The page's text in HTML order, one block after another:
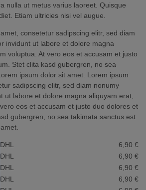
nulla ut metus varius laoreet. Quisque
Etiam ultricies nisi vel augue.
consetetur sadipscing elitr, sed diam
invidunt ut labore et dolore magna
voluptua. At vero eos et accusam et justo
Stet clita kasd gubergren, no sea
ipsum dolor sit amet. Lorem ipsum
sadipscing elitr, sed diam nonumy
ut labore et dolore magna aliquyam erat,
eos et accusam et justo duo dolores et
gubergren, no sea takimata sanctus est
DHL
6,90 €
DHL
6,90 €
DHL
6,90 €
DHL
6,90 €